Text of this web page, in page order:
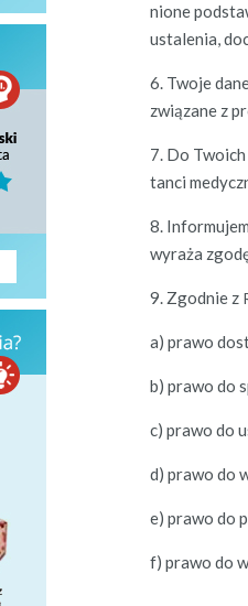
nione
ustal­e­nia,
6. Two­je
związane z
7. Do
tan­ci
8.
wyraża
9. Zgod­nie z
a) pra­wo
b) pra­wo do
c) pra­wo do
d) pra­wo do
e) pra­wo do
f) pra­wo do